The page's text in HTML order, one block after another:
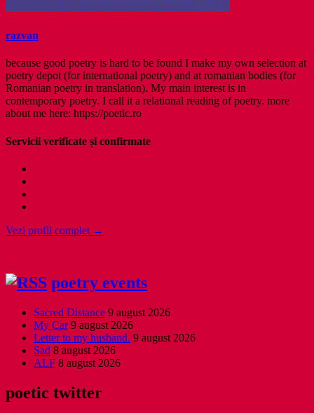
razvan
because good poetry is hard to be found I make my own selection at
poetry depot (for international poetry) and at romanian bodies (for
Romanian poetry in translation). My main interest is in
contemporary poetry. I call it a relational reading of poetry. more
about me here: https://poetic.ro
Servicii verificate și confirmate
Vezi profil complet →
poetry events
Sacred Distance 9 august 2026
My Car 9 august 2026
Letter to my husband. 9 august 2026
Sad 8 august 2026
ALF 8 august 2026
poetic twitter